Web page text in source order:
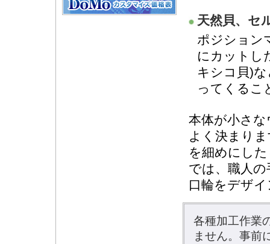
天然貝、セ
ポジション
にカットし
キシコ貝)
ってくるこ
本体が小さ
よく決まり
を細めにし
では、職人
口輪をデザ
各種加工作業
ません。事前